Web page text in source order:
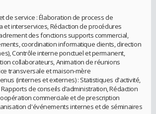
de service : Élaboration de process de
et interservices, Rédaction de procédures
des fonctions supports commercial,
coordination informatique clients, direction
Contrôle interne ponctuel et permanent,
collaborateurs, Animation de réunions
transversale et maison-mère
(internes et externes) : Statistiques d'activité,
de conseils d’administration, Rédaction
commerciale et de prescription
d'événements internes et de séminaires